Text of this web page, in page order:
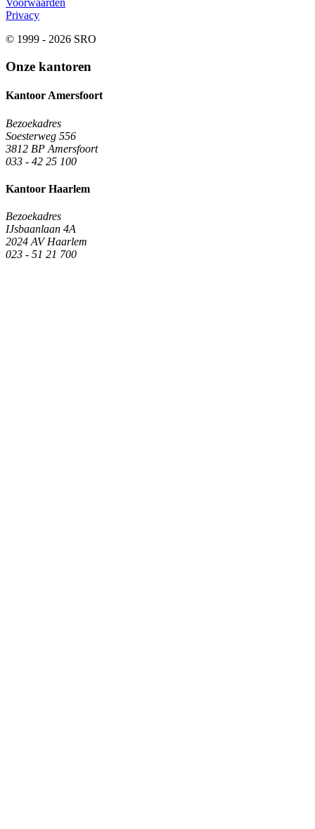
Voorwaarden
Privacy
© 1999 - 2026 SRO
Onze kantoren
Kantoor Amersfoort
Bezoekadres
Soesterweg 556
3812 BP Amersfoort
033 - 42 25 100
Kantoor Haarlem
Bezoekadres
IJsbaanlaan 4A
2024 AV Haarlem
023 - 51 21 700